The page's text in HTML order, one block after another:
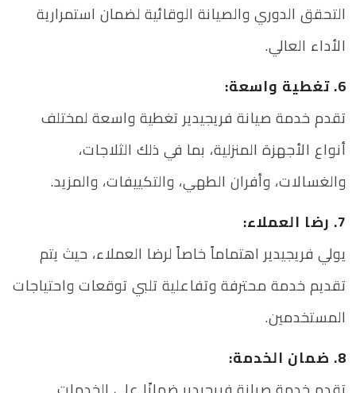
التحقق الدوري والصيانة الوقائية لضمان استمرارية
الأداء العالي.
6. تغطية واسعة:
تقدم خدمة صيانة فريجيدير تغطية واسعة لمختلف
أنواع الأجهزة المنزلية، بما في ذلك الثلاجات،
والغسالات، وأفران الطهي، والتكييفات، والمزيد.
7. رضا العملاء:
يولي فريجيدير اهتماماً خاصاً لرضا العملاء، حيث يتم
تقديم خدمة محترفة وتفاعلية تلبي توقعات واحتياجات
المستخدمين.
8. ضمان الخدمة: